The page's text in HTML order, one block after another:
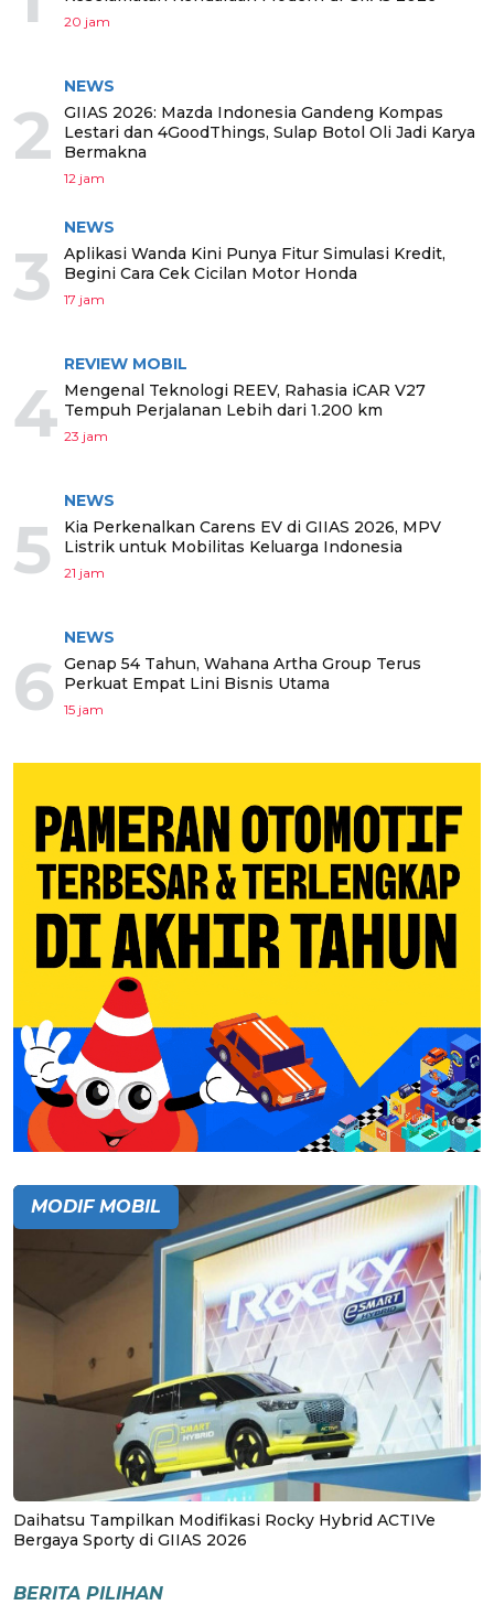
20 jam
2
NEWS
GIIAS 2026: Mazda Indonesia Gandeng Kompas
Lestari dan 4GoodThings, Sulap Botol Oli Jadi Karya
Bermakna
12 jam
3
NEWS
Aplikasi Wanda Kini Punya Fitur Simulasi Kredit,
Begini Cara Cek Cicilan Motor Honda
17 jam
4
REVIEW MOBIL
Mengenal Teknologi REEV, Rahasia iCAR V27
Tempuh Perjalanan Lebih dari 1.200 km
23 jam
5
NEWS
Kia Perkenalkan Carens EV di GIIAS 2026, MPV
Listrik untuk Mobilitas Keluarga Indonesia
21 jam
6
NEWS
Genap 54 Tahun, Wahana Artha Group Terus
Perkuat Empat Lini Bisnis Utama
15 jam
MODIF MOBIL
Daihatsu Tampilkan Modifikasi Rocky Hybrid ACTIVe
Bergaya Sporty di GIIAS 2026
BERITA PILIHAN